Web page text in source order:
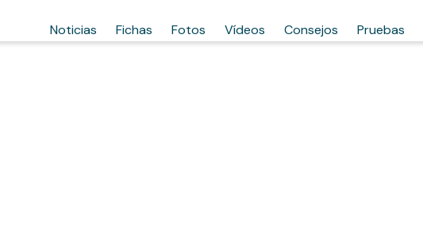
Noticias Fichas Fotos Vídeos Consejos Pruebas